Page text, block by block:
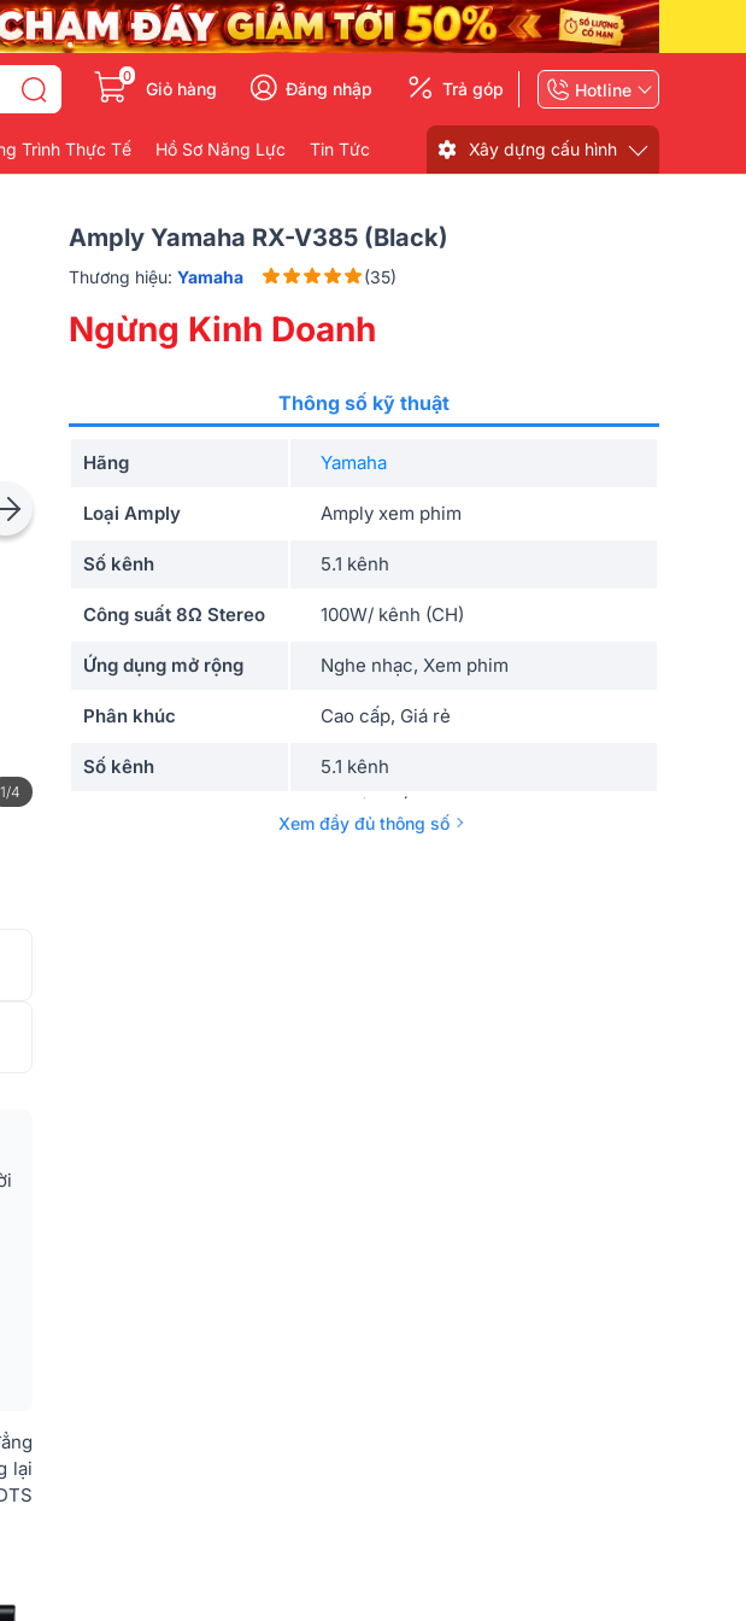
0
Giỏ hàng Đăng nhập Trả góp Hotline
Trình Thực Tế Hồ Sơ Năng Lực Tin Tức Xây dựng cấu hình
1/4
lại
Amply Yamaha RX-V385 (Black)
Thương hiệu: Yamaha (35)
Ngừng Kinh Doanh
Thông số kỹ thuật
Hãng Yamaha
Loại Amply Amply xem phim
Số kênh 5.1 kênh
Công suất 8Ω Stereo 100W/ kênh (CH)
Ứng dụng mở rộng Nghe nhạc, Xem phim
Phân khúc Cao cấp, Giá rẻ
Số kênh 5.1 kênh
70W/ CH (6ohms, 20Hz - 20kHz, THD
0.09%, 2CH), 100W/ CH (8ohms, THD
Xem đầy đủ thông số